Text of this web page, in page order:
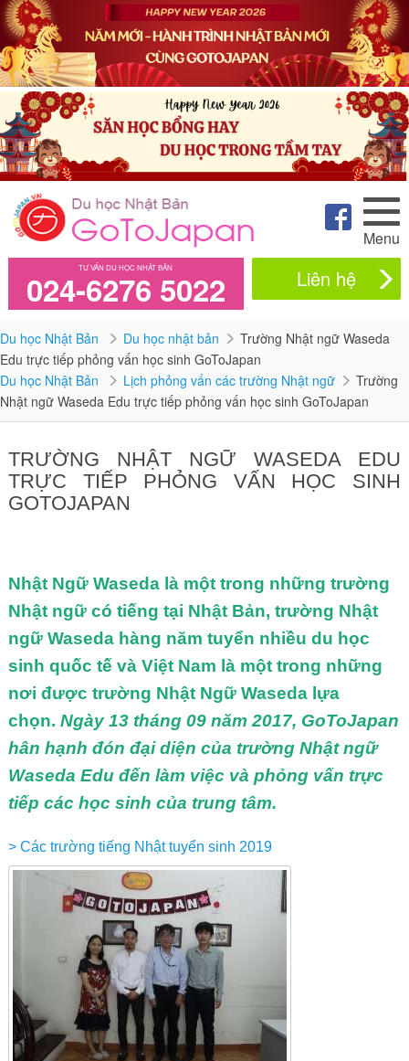
Menu
TƯ VẤN DU HỌC NHẬT BẢN
024-6276 5022 Liên hệ
Du học Nhật Bản Du học nhật bản
Trường Nhật ngữ Waseda
Edu trực tiếp phỏng vấn học sinh GoToJapan
Du học Nhật Bản
Lịch phỏng vấn các trường Nhật ngữ
Trường
Nhật ngữ Waseda Edu trực tiếp phỏng vấn học sinh GoToJapan
TRƯỜNG NHẬT NGỮ WASEDA EDU
TRỰC TIẾP PHỎNG VẤN HỌC SINH
GOTOJAPAN
Nhật Ngữ Waseda là một trong những trường
Nhật ngữ có tiếng tại Nhật Bản, trường Nhật
ngữ Waseda hàng năm tuyển nhiều du học
sinh quốc tế và Việt Nam là một trong những
nơi được trường Nhật Ngữ Waseda lựa
chọn. Ngày 13 tháng 09 năm 2017, GoToJapan
hân hạnh đón đại diện của trường Nhật ngữ
Waseda Edu đến làm việc và phỏng vấn trực
tiếp các học sinh của trung tâm.
> Các trường tiếng Nhật tuyển sinh 2019